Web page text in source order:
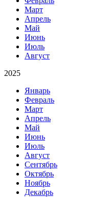
Март
Апрель
Май
Июнь
Июль
Август
2025
Январь
Февраль
Март
Апрель
Май
Июнь
Июль
Август
Сентябрь
Октябрь
Ноябрь
Декабрь